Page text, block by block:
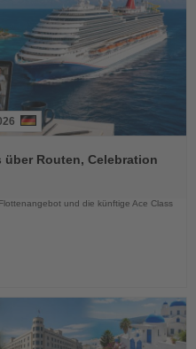
Routen, Celebration
und die künftige Ace Class